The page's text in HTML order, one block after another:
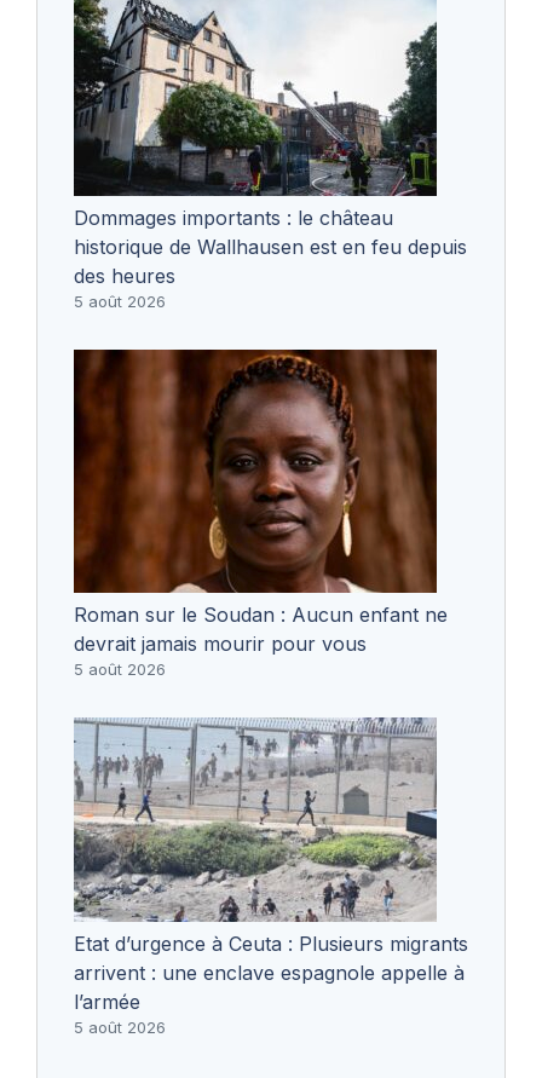
Dommages importants : le château
historique de Wallhausen est en feu depuis
des heures
5 août 2026
Roman sur le Soudan : Aucun enfant ne
devrait jamais mourir pour vous
5 août 2026
Etat d’urgence à Ceuta : Plusieurs migrants
arrivent : une enclave espagnole appelle à
l’armée
5 août 2026